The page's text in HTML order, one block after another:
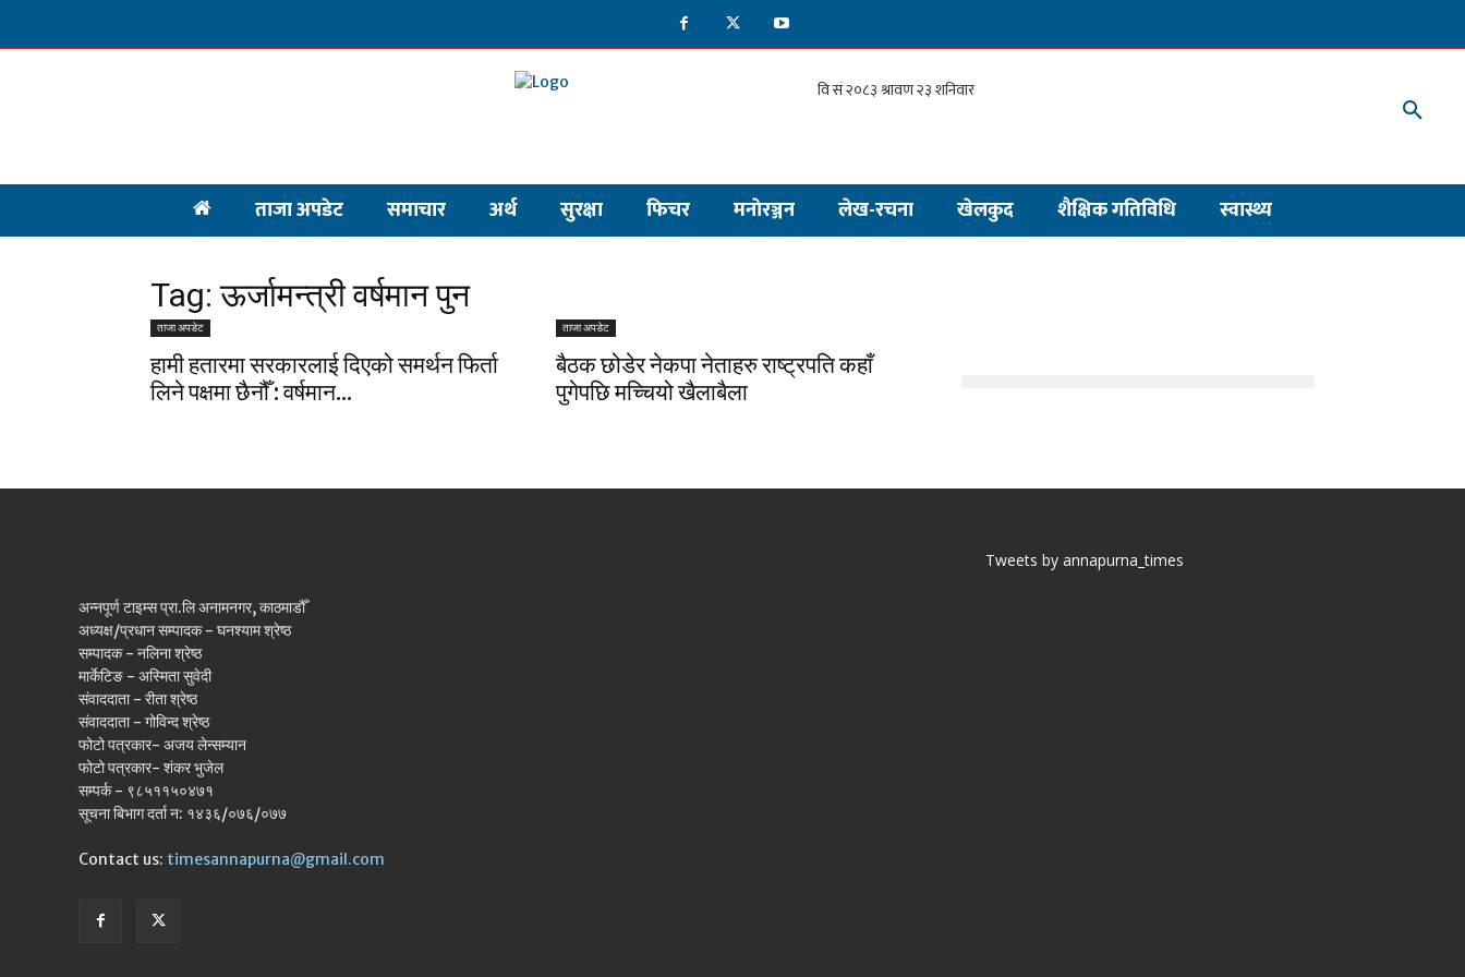
ताजा अपडेट समाचार अर्थ सुरक्षा फिचर मनाेरञ्जन लेख-रचना खेलकुद शैक्षिक गतिविधि स्वास्थ्य
Tag: ऊर्जामन्त्री वर्षमान पुन
ताजा अपडेट
हामी हतारमा सरकारलाई दिएको समर्थन फिर्ता
लिने पक्षमा छैनौँ : वर्षमान...
ताजा अपडेट
बैठक छोडेर नेकपा नेताहरु राष्ट्रपति कहाँ
पुगेपछि मच्चियो खैलाबैला
अन्नपूर्ण टाइम्स प्रा.लि अनामनगर, काठमाडौँ
अध्यक्ष/प्रधान सम्पादक - घनश्याम श्रेष्ठ
सम्पादक - नलिना श्रेष्ठ
मार्केटिङ - अस्मिता सुवेदी
संवाददाता - रीता श्रेष्ठ
संवाददाता - गोविन्द श्रेष्ठ
फोटो पत्रकार- अजय लेन्सम्यान
फोटो पत्रकार- शंकर भुजेल
सम्पर्क - ९८५११५०४७१
सूचना बिभाग दर्ता न: १४३६/०७६/०७७
Contact us: timesannapurna@gmail.com
Tweets by annapurna_times